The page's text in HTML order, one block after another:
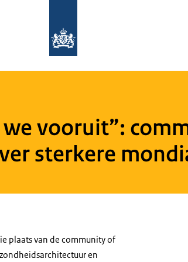
vooruit”:
sterkere
plaats van de community of
en